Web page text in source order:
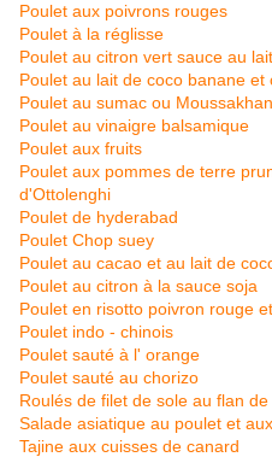
Poulet aux poivrons rouges
Poulet à la réglisse
Poulet au citron vert sauce au
Poulet au lait de coco banane et
Poulet au sumac ou Moussakhan
Poulet au vinaigre balsamique
Poulet aux fruits
Poulet aux pommes de terre
d'Ottolenghi
Poulet de hyderabad
Poulet Chop suey
Poulet au cacao et au lait de
Poulet au citron à la sauce soja
Poulet en risotto poivron rouge
Poulet indo - chinois
Poulet sauté à l' orange
Poulet sauté au chorizo
Roulés de filet de sole au flan
Salade asiatique au poulet et
Tajine aux cuisses de canard